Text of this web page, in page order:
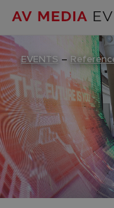
EVENTS –